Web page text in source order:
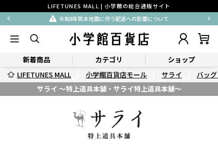
LIFETUNES MALL | 小学館の総合通販サイト
令和8年熊本地震に伴う配送への影響について
新着商品 カテゴリ
ショップ
LIFETUNES MALL
小学館百貨店モール サライ
バッ
サライ ～特上道具本舗・サライ特上道具本舗～